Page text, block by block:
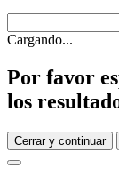
Cargando...
Por favor
los
Cerrar y continuar